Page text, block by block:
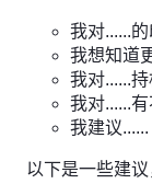
我对......
我想知道
我对......
我对......
我建议......
以下是一些建议